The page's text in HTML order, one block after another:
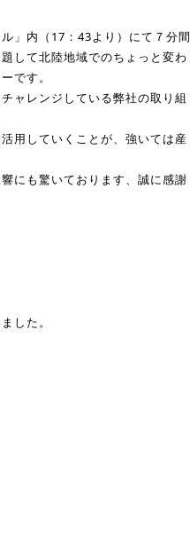
」内（17：43より）にて７分間
して北陸地域でのちょっと変わ
です。
ャレンジしている弊社の取り組
用していくことが、強いては産
にも驚いております、誠に感謝
した。